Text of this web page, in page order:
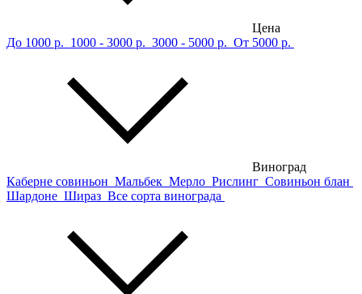
Цена
До 1000 р. 1000 - 3000 р. 3000 - 5000 р. От 5000 р.
Виноград
Каберне совиньон Мальбек Мерло Рислинг Совиньон блан
Шардоне Шираз Все сорта винограда